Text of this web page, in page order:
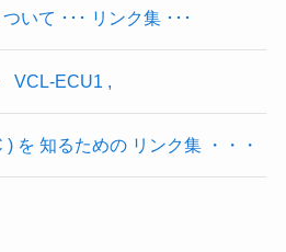
いて ･･･ リンク集 ･･･
VCL-ECU1 ,
を 知るための リンク集 ・・・